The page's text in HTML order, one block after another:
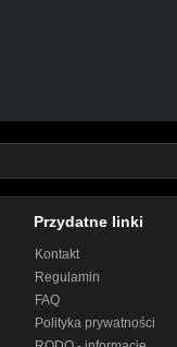
Przydatne linki
Kontakt
Regulamin
FAQ
Polityka prywatności